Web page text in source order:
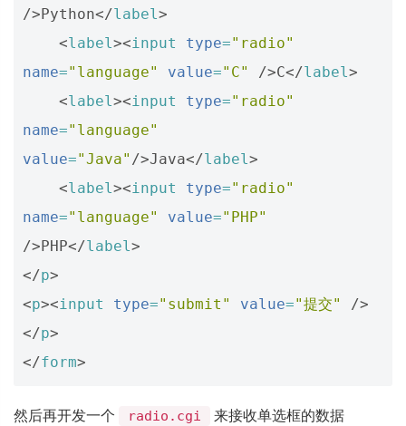
/>Python</label>
<label><input type="radio"
name="language" value="C" />C</label>
<label><input type="radio"
name="language"
value="Java" />Java</label>
<label><input type="radio"
name="language" value="PHP"
/>PHP</label>
</p>
<p><input type="submit" value="提交"
/>
</p>
</form>
然后再开发一个 radio.cgi 来接收单选框的数据